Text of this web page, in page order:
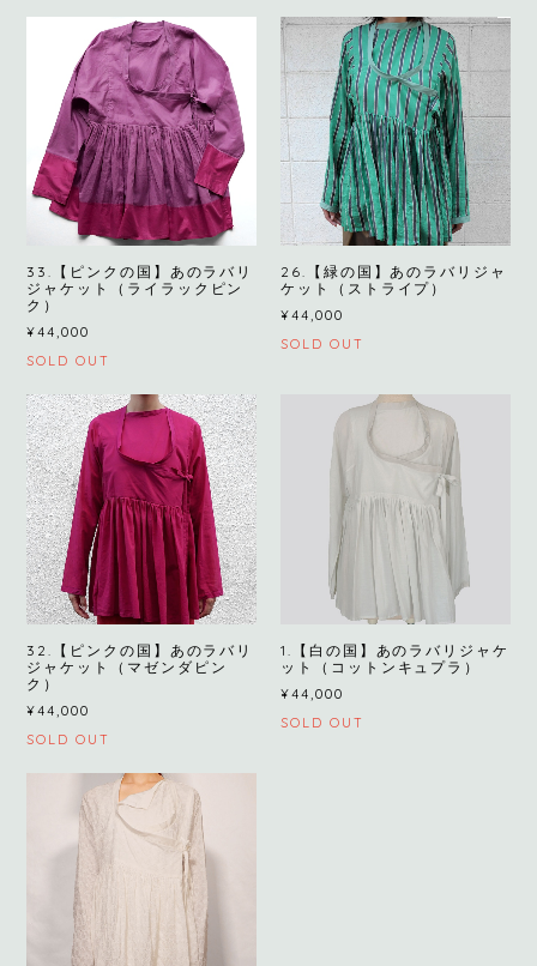
33.【ピンクの国】あのラバリ
ジャケット（ライラックピン
ク）
¥44,000
SOLD OUT
26.【緑の国】あのラバリジャ
ケット（ストライプ）
¥44,000
SOLD OUT
32.【ピンクの国】あのラバリ
ジャケット（マゼンダピン
ク）
¥44,000
SOLD OUT
1.【白の国】あのラバリジャケ
ット（コットンキュプラ）
¥44,000
SOLD OUT